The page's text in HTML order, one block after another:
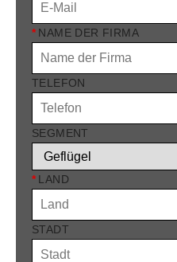
* NAME DER FIRMA
TELEFON
SEGMENT
* LAND
STADT